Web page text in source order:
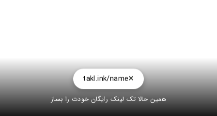
takl.ink/name
همین حالا تک لینک رایگان خودت را بساز